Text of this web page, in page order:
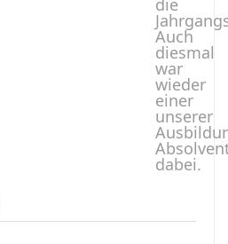
die
Auch
diesmal
war
wieder
einer
unserer
dabei.